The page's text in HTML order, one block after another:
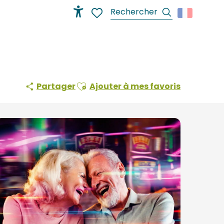
Recherche
PartagerAjouter aux favoris
Ajouter à mes favoris